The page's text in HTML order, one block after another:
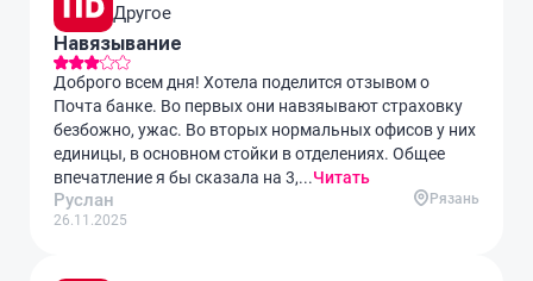
Другое
Навязывание
Доброго всем дня! Хотела поделится отзывом о
Почта банке. Во первых они навзяывают страховку
безбожно, ужас. Во вторых нормальных офисов у них
единицы, в основном стойки в отделениях. Общее
впечатление я бы сказала на 3,...Читать
Руслан
26.11.2025
Рязань